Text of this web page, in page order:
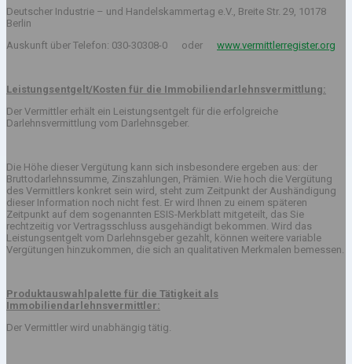
Deutscher Industrie – und Handelskammertag e.V., Breite Str. 29, 10178
Berlin
Auskunft über Telefon: 030-30308-0 oder www.vermittlerregister.org
Leistungsentgelt/Kosten für die Immobiliendarlehnsvermittlung:
Der Vermittler erhält ein Leistungsentgelt für die erfolgreiche
Darlehnsvermittlung vom Darlehnsgeber.
Die Höhe dieser Vergütung kann sich insbesondere ergeben aus: der
Bruttodarlehnssumme, Zinszahlungen, Prämien. Wie hoch die Vergütung
des Vermittlers konkret sein wird, steht zum Zeitpunkt der Aushändigung
dieser Information noch nicht fest. Er wird Ihnen zu einem späteren
Zeitpunkt auf dem sogenannten ESIS-Merkblatt mitgeteilt, das Sie
rechtzeitig vor Vertragsschluss ausgehändigt bekommen. Wird das
Leistungsentgelt vom Darlehnsgeber gezahlt, können weitere variable
Vergütungen hinzukommen, die sich an qualitativen Merkmalen bemessen.
Produktauswahlpalette für die Tätigkeit als
Immobiliendarlehnsvermittler:
Der Vermittler wird unabhängig tätig.